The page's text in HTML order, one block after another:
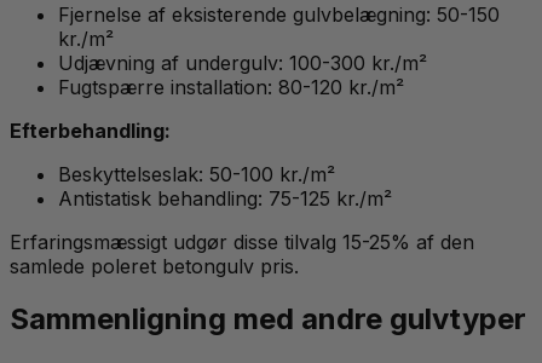
Fjernelse af eksisterende gulvbelægning: 50-150
kr./m²
Udjævning af undergulv: 100-300 kr./m²
Fugtspærre installation: 80-120 kr./m²
Efterbehandling:
Beskyttelseslak: 50-100 kr./m²
Antistatisk behandling: 75-125 kr./m²
Erfaringsmæssigt udgør disse tilvalg 15-25% af den
samlede poleret betongulv pris.
Sammenligning med andre gulvtyper